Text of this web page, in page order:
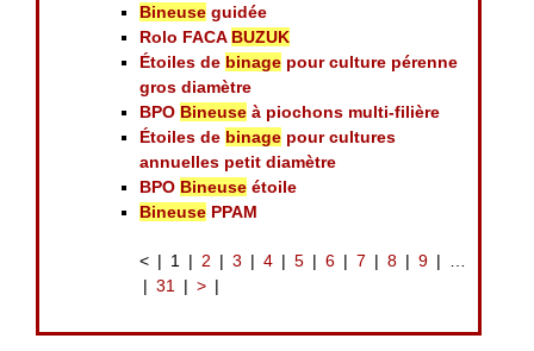
Bineuse guidée
Rolo FACA BUZUK
Étoiles de binage pour culture pérenne
gros diamètre
BPO Bineuse à piochons multi-filière
Étoiles de binage pour cultures
annuelles petit diamètre
BPO Bineuse étoile
Bineuse PPAM
< 1 2 3 4 5 6 7 8 9
…
31
>